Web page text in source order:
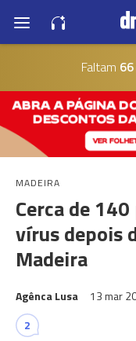
Faltam
MADEIRA
Cerca de
vírus depois
Madeira
Agênca Lusa 13 mar
2